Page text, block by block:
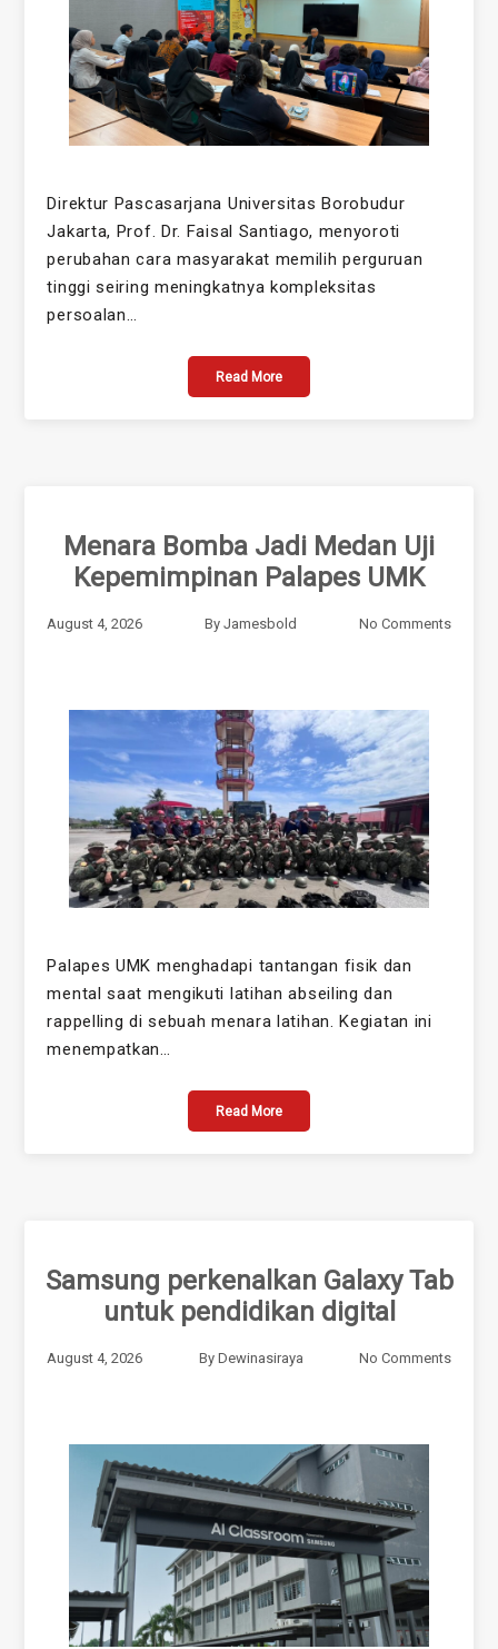
Direktur Pascasarjana Universitas Borobudur
Jakarta, Prof. Dr. Faisal Santiago, menyoroti
perubahan cara masyarakat memilih perguruan
tinggi seiring meningkatnya kompleksitas
persoalan…
Read More
Menara Bomba Jadi Medan Uji
Kepemimpinan Palapes UMK
August 4, 2026 By Jamesbold No Comments
Palapes UMK menghadapi tantangan fisik dan
mental saat mengikuti latihan abseiling dan
rappelling di sebuah menara latihan. Kegiatan ini
menempatkan…
Read More
Samsung perkenalkan Galaxy Tab
untuk pendidikan digital
August 4, 2026 By Dewinasiraya No Comments